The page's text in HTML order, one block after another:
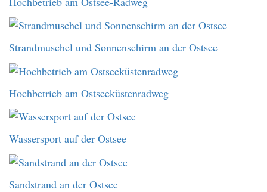
Strandmuschel und Sonnenschirm an der Ostsee
Hochbetrieb am Ostseeküstenradweg
Wassersport auf der Ostsee
Sandstrand an der Ostsee